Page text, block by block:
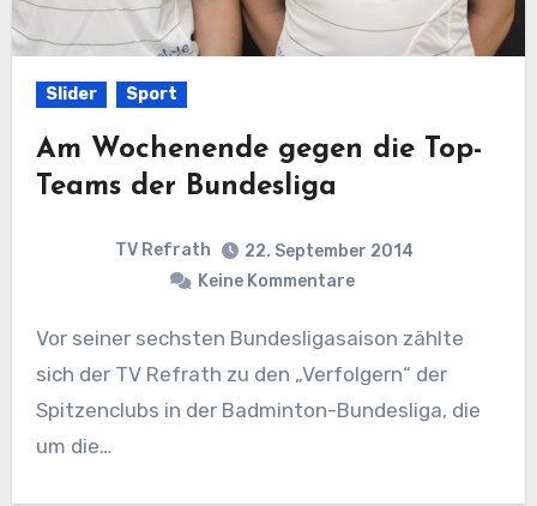
Slider Sport
Am Wochenende gegen die Top-
Teams der Bundesliga
TV Refrath
22. September 2014
Keine Kommentare
Vor seiner sechsten Bundesligasaison zählte
sich der TV Refrath zu den „Verfolgern“ der
Spitzenclubs in der Badminton-Bundesliga, die
um die…